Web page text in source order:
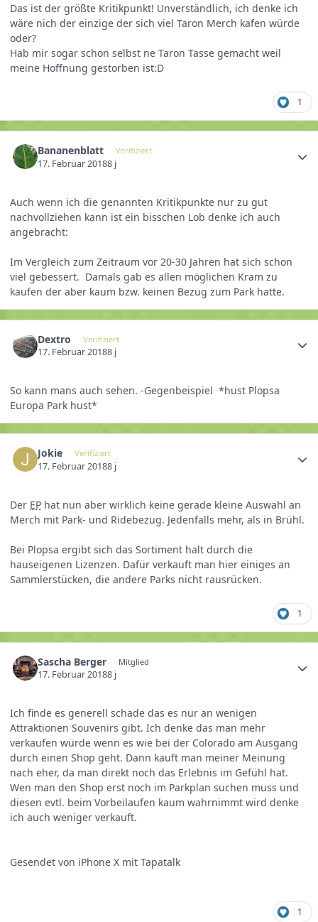
Das ist der größte Kritikpunkt! Unverständlich, ich denke ich
wäre nich der einzige der sich viel Taron Merch kafen würde
oder?
Hab mir sogar schon selbst ne Taron Tasse gemacht weil
meine Hoffnung gestorben ist:D
1
Bananenblatt Verifiziert
17. Februar 20188 j
Auch wenn ich die genannten Kritikpunkte nur zu gut
nachvollziehen kann ist ein bisschen Lob denke ich auch
angebracht:
Im Vergleich zum Zeitraum vor 20-30 Jahren hat sich schon
viel gebessert. Damals gab es allen möglichen Kram zu
kaufen der aber kaum bzw. keinen Bezug zum Park hatte.
Dextro Verifiziert
17. Februar 20188 j
So kann mans auch sehen. -Gegenbeispiel *hust Plopsa
Europa Park hust*
Jokie Verifiziert
17. Februar 20188 j
Der EP hat nun aber wirklich keine gerade kleine Auswahl an
Merch mit Park- und Ridebezug. Jedenfalls mehr, als in Brühl.
Bei Plopsa ergibt sich das Sortiment halt durch die
hauseigenen Lizenzen. Dafür verkauft man hier einiges an
Sammlerstücken, die andere Parks nicht rausrücken.
1
Sascha Berger Mitglied
17. Februar 20188 j
Ich finde es generell schade das es nur an wenigen
Attraktionen Souvenirs gibt. Ich denke das man mehr
verkaufen würde wenn es wie bei der Colorado am Ausgang
durch einen Shop geht. Dann kauft man meiner Meinung
nach eher, da man direkt noch das Erlebnis im Gefühl hat.
Wen man den Shop erst noch im Parkplan suchen muss und
diesen evtl. beim Vorbeilaufen kaum wahrnimmt wird denke
ich auch weniger verkauft.
Gesendet von iPhone X mit Tapatalk
1